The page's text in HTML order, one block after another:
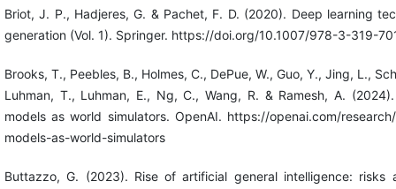
Briot, J. P., Hadjeres, G. & Pachet, F. D. (2020). Deep learning
generation (Vol. 1). Springer. https://doi.org/10.1007/978-3-319-
Brooks, T., Peebles, B., Holmes, C., DePue, W., Guo, Y., Jing, L.,
Luhman, T., Luhman, E., Ng, C., Wang, R. & Ramesh, A.
models as world simulators. OpenAI. https://openai.com/
models-as-world-simulators
Buttazzo, G. (2023). Rise of artificial general intelligence: risks